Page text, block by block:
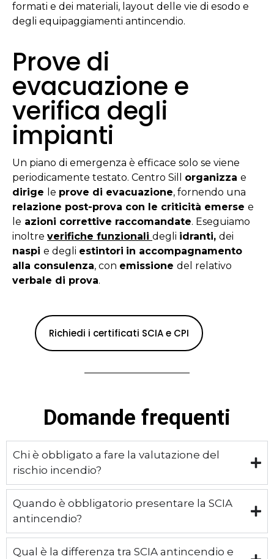
formati e dei materiali, layout delle vie di esodo e
degli equipaggiamenti antincendio.
Prove di
evacuazione e
verifica degli
impianti
Un piano di emergenza è efficace solo se viene
periodicamente testato. Centro Sill organizza e
dirige le prove di evacuazione, fornendo una
relazione post-prova con le criticità emerse e
le azioni correttive raccomandate. Eseguiamo
inoltre verifiche funzionali degli idranti, dei
naspi e degli estintori in accompagnamento
alla consulenza, con emissione del relativo
verbale di prova.
Richiedi i certificati SCIA e CPI
Domande frequenti
Chi è obbligato a fare la valutazione del
rischio incendio?
Quando è obbligatorio presentare la SCIA
antincendio?
Qual è la differenza tra SCIA antincendio e